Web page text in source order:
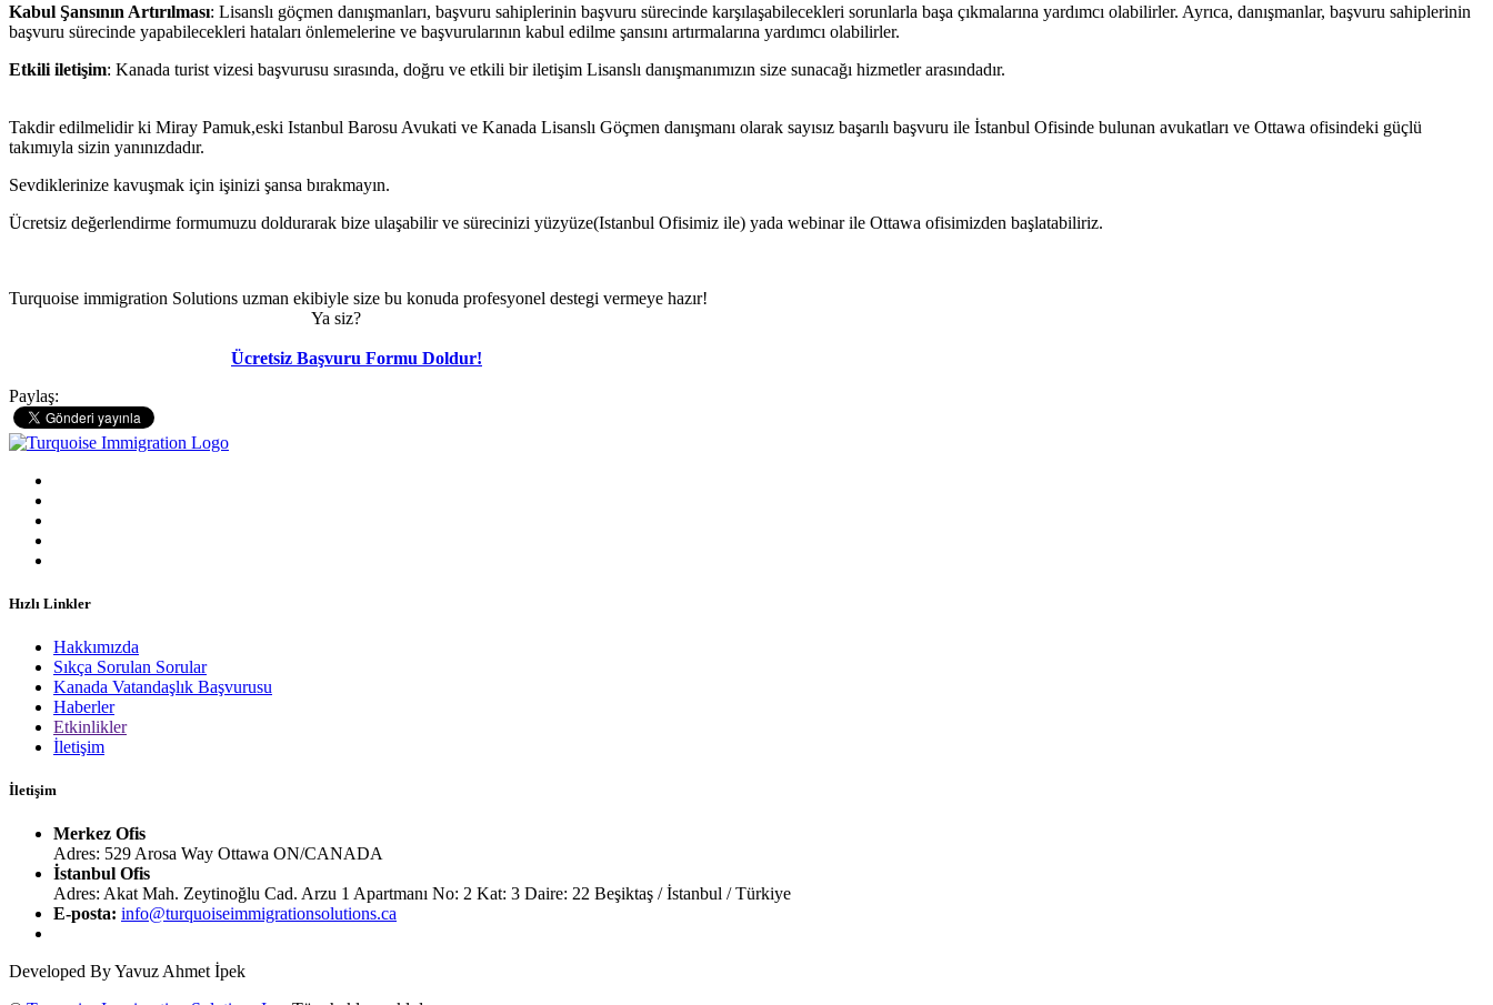
Kabul Şansının Artırılması: Lisanslı göçmen danışmanları, başvuru sahiplerinin başvuru sürecinde karşılaşabilecekleri sorunlarla başa çıkmalarına yardımcı olabilirler. Ayrıca, danışmanlar, başvuru sahiplerinin
başvuru sürecinde yapabilecekleri hataları önlemelerine ve başvurularının kabul edilme şansını artırmalarına yardımcı olabilirler.
Etkili iletişim: Kanada turist vizesi başvurusu sırasında, doğru ve etkili bir iletişim Lisanslı danışmanımızın size sunacağı hizmetler arasındadır.
Takdir edilmelidir ki Miray Pamuk,eski Istanbul Barosu Avukati ve Kanada Lisanslı Göçmen danışmanı olarak sayısız başarılı başvuru ile İstanbul Ofisinde bulunan avukatları ve Ottawa ofisindeki güçlü
takımıyla sizin yanınızdadır.
Sevdiklerinize kavuşmak için işinizi şansa bırakmayın.
Ücretsiz değerlendirme formumuzu doldurarak bize ulaşabilir ve sürecinizi yüzyüze(Istanbul Ofisimiz ile) yada webinar ile Ottawa ofisimizden başlatabiliriz.
Turquoise immigration Solutions uzman ekibiyle size bu konuda profesyonel destegi vermeye hazır!
Ya siz?
Ücretsiz Başvuru Formu Doldur!
Paylaş:
Hızlı Linkler
Hakkımızda
Sıkça Sorulan Sorular
Kanada Vatandaşlık Başvurusu
Haberler
Etkinlikler
İletişim
İletişim
Merkez Ofis
Adres: 529 Arosa Way Ottawa ON/CANADA
İstanbul Ofis
Adres: Akat Mah. Zeytinoğlu Cad. Arzu 1 Apartmanı No: 2 Kat: 3 Daire: 22 Beşiktaş / İstanbul / Türkiye
E-posta: info@turquoiseimmigrationsolutions.ca
Developed ByYavuz Ahmet İpek